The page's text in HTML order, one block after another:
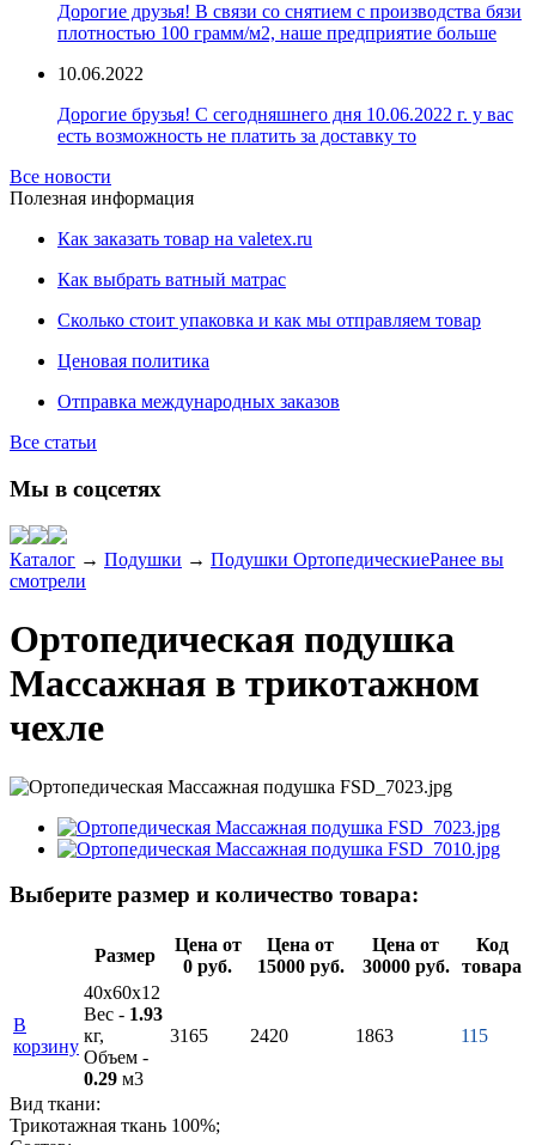
Дорогие друзья! В связи со снятием с производства бязи
плотностью 100 грамм/м2, наше предприятие больше
10.06.2022
Дорогие брузья! С сегодняшнего дня 10.06.2022 г. у вас
есть возможность не платить за доставку то
Все новости
Полезная информация
Как заказать товар на valetex.ru
Как выбрать ватный матрас
Сколько стоит упаковка и как мы отправляем товар
Ценовая политика
Отправка международных заказов
Все статьи
Мы в соцсетях
Каталог → Подушки → Подушки ОртопедическиеРанее вы
смотрели
Ортопедическая подушка
Массажная в трикотажном
чехле
Выберите размер и количество товара:
Размер
Цена от
0 руб.
Цена от
15000 руб.
Цена от
30000 руб.
Код
товара
В
корзину
40х60х12
Вес - 1.93
кг,
Объем -
0.29 м3
3165 2420 1863 115
Вид ткани:
Трикотажная ткань 100%;